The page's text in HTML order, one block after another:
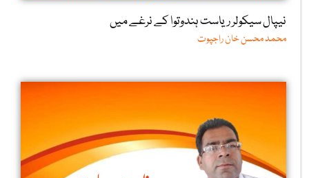
نیپال سیکولر ریاست ہندوتوا کے نرغے میں
محمد محسن خان راجپوت